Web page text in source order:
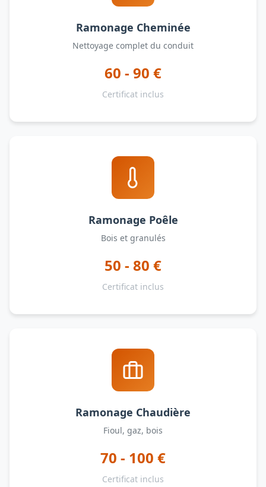
Ramonage Cheminée
Nettoyage complet du conduit
60 - 90 €
Certificat inclus
Ramonage Poêle
Bois et granulés
50 - 80 €
Certificat inclus
Ramonage Chaudière
Fioul, gaz, bois
70 - 100 €
Certificat inclus